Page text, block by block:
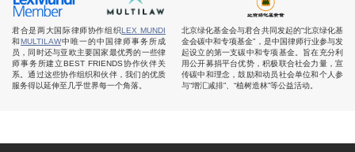
君合是两大国际律师协作组织LEX MUNDI
和MULTILAW中唯一的中国律师事务所成
员，同时还与亚欧主要国家最优秀的一些律
师事务所建立BEST FRIENDS协作伙伴关
系。通过这些协作组织和伙伴，我们的优质
服务得以延伸至几乎世界每一个角落。
北京绿化基金会与君合共同发起的“北京绿化基
金会碳中和专项基金”，是中国律师行业参与发
起设立的第一支碳中和专项基金。旨在充分利
用公开募捐平台优势，积极联合社会力量，宣
传碳中和理念，鼓励和动员社会单位和个人参
与“增汇减排”、“植树造林”等公益活动。